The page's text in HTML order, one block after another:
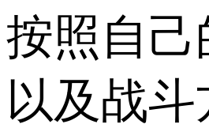
按照自己
以及战